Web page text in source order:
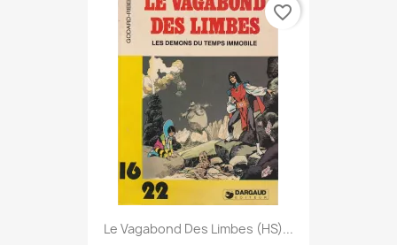
Le Vagabond Des Limbes (HS)...
favorite_border